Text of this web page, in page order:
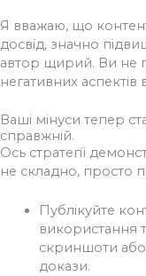
Я вважаю, що
досвід, значно
автор щирий. Ви не
негативних
Ваші мінуси тепер
справжній.
Ось стратегії
не складно, просто
Публікуйте
використання
скриншоти або
докази.